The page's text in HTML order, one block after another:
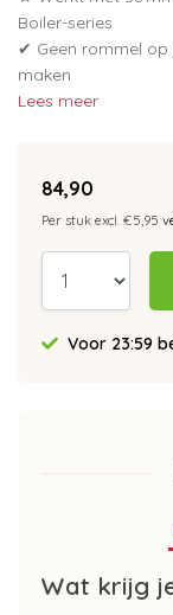
Boiler-series
✔ Geen rommel
maken
Lees meer
84,90
Per stuk excl. €5,95
Voor 23:59
Wat krijg